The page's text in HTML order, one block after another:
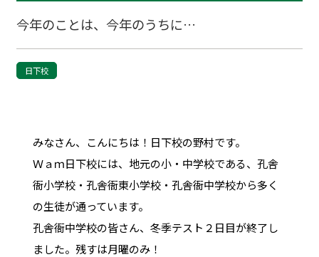
今年のことは、今年のうちに…
日下校
みなさん、こんにちは！日下校の野村です。
Ｗａｍ日下校には、地元の小・中学校である、孔舎
衙小学校・孔舎衙東小学校・孔舎衙中学校から多く
の生徒が通っています。
孔舎衙中学校の皆さん、冬季テスト２日目が終了し
ました。残すは月曜のみ！